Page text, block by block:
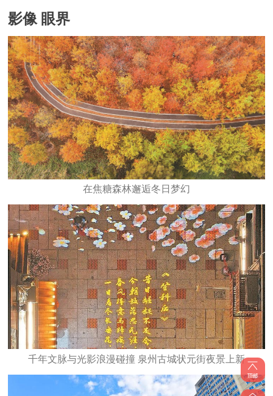
影像 眼界
在焦糖森林邂逅冬日梦幻
千年文脉与光影浪漫碰撞 泉州古城状元街夜景上新